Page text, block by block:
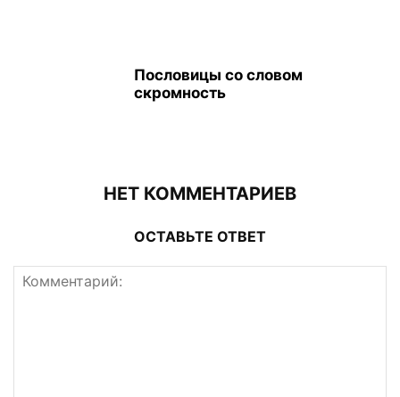
Пословицы со словом
скромность
НЕТ КОММЕНТАРИЕВ
ОСТАВЬТЕ ОТВЕТ